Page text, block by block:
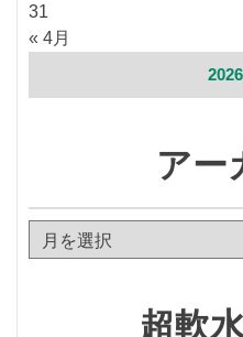
« 4月
31
アー
ー
超軟